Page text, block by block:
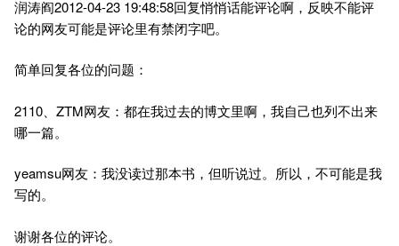
润涛阎2012-04-23 19:48:58回复悄悄话能评论啊，反映不能评
论的网友可能是评论里有禁闭字吧。
简单回复各位的问题：
2110、ZTM网友：都在我过去的博文里啊，我自己也列不出来
哪一篇。
yeamsu网友：我没读过那本书，但听说过。所以，不可能是我
写的。
谢谢各位的评论。